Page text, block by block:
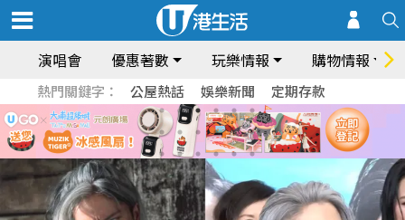
演唱會 優惠著數 玩樂情報 購物情報
熱門關鍵字： 公屋熱話 娛樂新聞 定期存款